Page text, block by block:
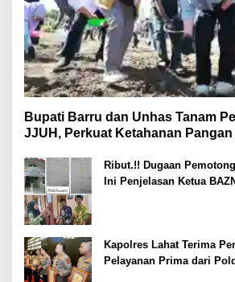
Bupati Barru dan Unhas Tanam
JJUH, Perkuat Ketahanan Pangan
Ribut.!! Dugaan
Ini Penjelasan Ketua
Kapolres Lahat Terima
Pelayanan Prima dari